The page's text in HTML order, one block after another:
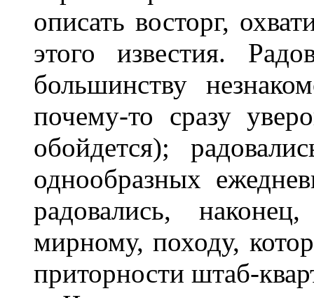
описать восторг,
этого известия.
большинству
почему-то сразу
обойдется);
однообразных
радовались,
мирному, походу,
приторности штаб-